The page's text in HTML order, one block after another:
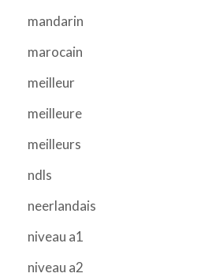
mandarin
marocain
meilleur
meilleure
meilleurs
ndls
neerlandais
niveau a1
niveau a2